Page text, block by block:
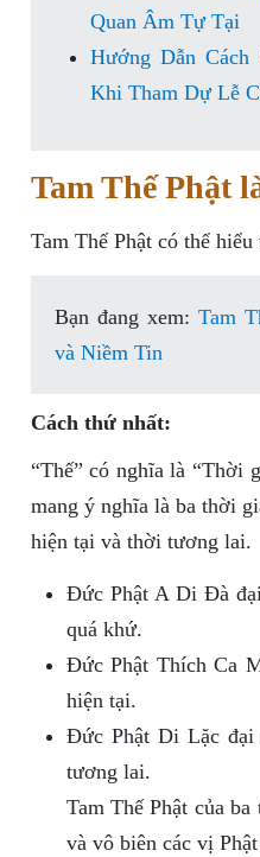
Quan Âm Tự Tại
Hướng Dẫn
Khi Tham Dự Lễ
Tam Thế Phật
Tam Thế Phật có thể
Bạn đang xem: Tam
và Niềm Tin
Cách thứ nhất:
“Thế” có nghĩa là “Thời
mang ý nghĩa là ba thời
hiện tại và thời tương lai.
Đức Phật A Di Đà
quá khứ.
Đức Phật Thích Ca
hiện tại.
Đức Phật Di Lặc đại
tương lai.
Tam Thế Phật của
và vô biên các vị